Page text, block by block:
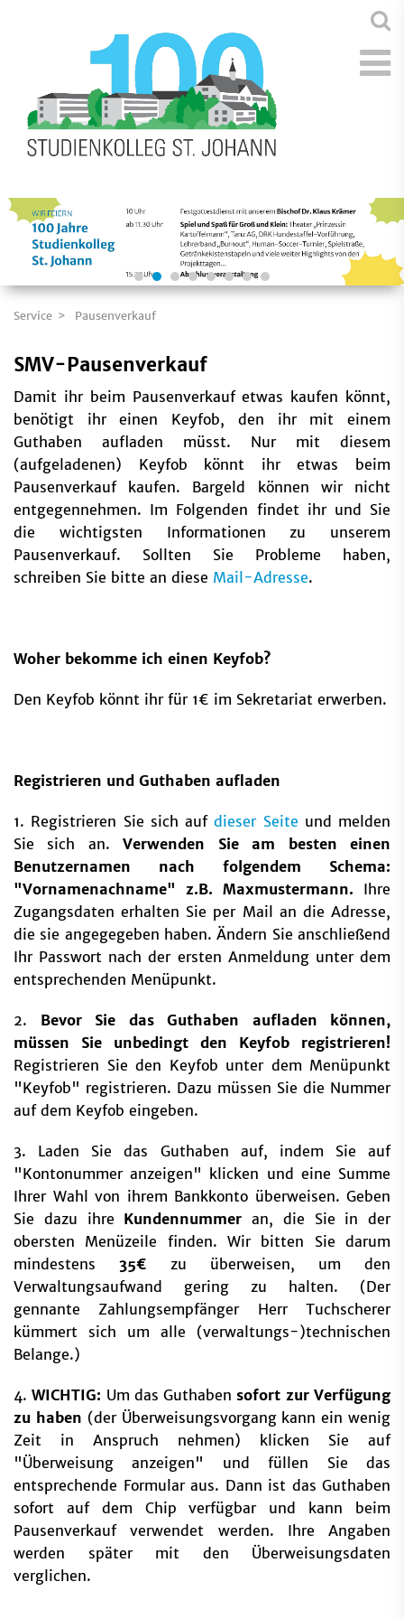
Service Pausenverkauf
SMV-Pausenverkauf
Damit ihr beim Pausenverkauf etwas kaufen könnt,
benötigt ihr einen Keyfob, den ihr mit einem
Guthaben aufladen müsst. Nur mit diesem
(aufgeladenen) Keyfob könnt ihr etwas beim
Pausenverkauf kaufen. Bargeld können wir nicht
entgegennehmen. Im Folgenden findet ihr und Sie
die wichtigsten Informationen zu unserem
Pausenverkauf. Sollten Sie Probleme haben,
schreiben Sie bitte an diese Mail-Adresse.
Woher bekomme ich einen Keyfob?
Den Keyfob könnt ihr für 1€ im Sekretariat erwerben.
Registrieren und Guthaben aufladen
1. Registrieren Sie sich aufdieser Seite und melden
Sie sich an.Verwenden Sie am besten einen
Benutzernamen nach folgendem Schema:
"Vornamenachname" z.B. Maxmustermann. Ihre
Zugangsdaten erhalten Sie per Mail an die Adresse,
die sie angegegeben haben. Ändern Sie anschließend
Ihr Passwort nach der ersten Anmeldung unter dem
entsprechenden Menüpunkt.
2. Bevor Sie das Guthaben aufladen können,
müssen Sie unbedingt den Keyfob registrieren!
Registrieren Sie den Keyfob unter dem Menüpunkt
"Keyfob" registrieren. Dazu müssen Sie die Nummer
auf dem Keyfob eingeben.
3. Laden Sie das Guthaben auf, indem Sie auf
"Kontonummer anzeigen" klicken und eine Summe
Ihrer Wahl von ihrem Bankkonto überweisen. Geben
Sie dazu ihre Kundennummer an, die Sie in der
obersten Menüzeile finden. Wir bitten Sie darum
mindestens 35€ zu überweisen, um den
Verwaltungsaufwand gering zu halten. (Der
gennante Zahlungsempfänger Herr Tuchscherer
kümmert sich um alle (verwaltungs-)technischen
Belange.)
4.WICHTIG: Um das Guthaben sofort zur Verfügung
zu haben (der Überweisungsvorgang kann ein wenig
Zeit in Anspruch nehmen) klicken Sie auf
"Überweisung anzeigen" und füllen Sie das
entsprechende Formular aus. Dann ist das Guthaben
sofort auf dem Chip verfügbar und kann beim
Pausenverkauf verwendet werden. Ihre Angaben
werden später mit den Überweisungsdaten
verglichen.